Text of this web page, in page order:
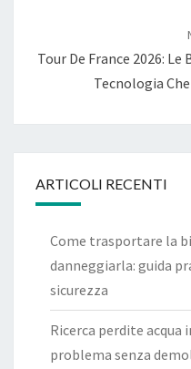
Tour De France 2026:
Tecnologia
ARTICOLI RECENTI
Come trasportare la
danneggiarla: guida
sicurezza
Ricerca perdite acqua
problema senza